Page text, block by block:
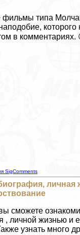
фильмы типа
в комментариях.
SigComments
личная
сможете
, личной жизнью и
узнать много